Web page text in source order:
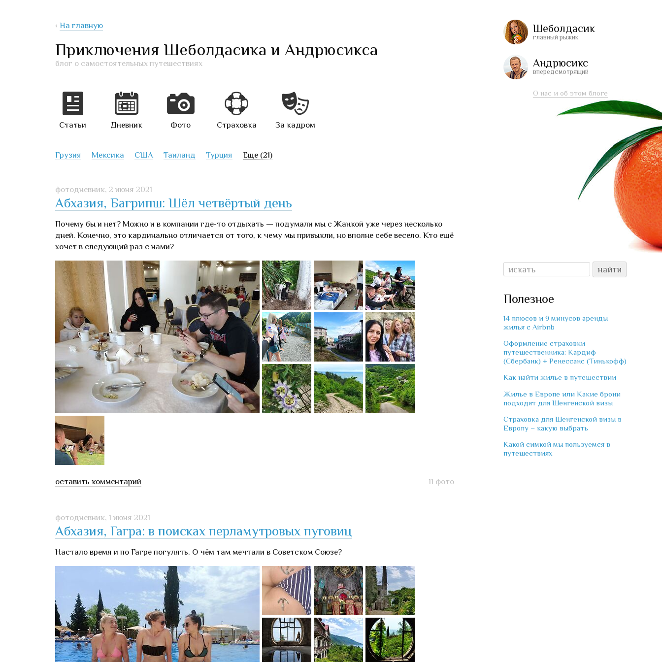
‹ На главную
Приключения Шеболдасика и Андрюсикса
блог о самостоятельных путешествиях
Статьи Дневник Фото Страховка За кадром
Грузия Мексика США Таиланд Турция Еще (21)
фотодневник, 2 июня 2021
Абхазия, Багрипш: Шёл четвёртый день
Почему бы и нет? Можно и в компании где-то отдыхать — подумали мы с Жанкой уже через несколько
дней. Конечно, это кардинально отличается от того, к чему мы привыкли, но вполне себе весело. Кто ещё
хочет в следующий раз с нами?
оставить комментарий 11 фото
фотодневник, 1 июня 2021
Абхазия, Гагра: в поисках перламутровых пуговиц
Настало время и по Гагре погулять. О чём там мечтали в Советском Союзе?
Шеболдасик
главный рыжик
Андрюсикс
впередсмотрящий
О нас и об этом блоге
Полезное
14 плюсов и 9 минусов аренды
жилья с Airbnb
Оформление страховки
путешественника: Кардиф
(Сбербанк) + Ренессанс (Тинькофф)
Как найти жилье в путешествии
Жилье в Европе или Какие брони
подходят для Шенгенской визы
Страховка для Шенгенской визы в
Европу – какую выбрать
Какой симкой мы пользуемся в
путешествиях